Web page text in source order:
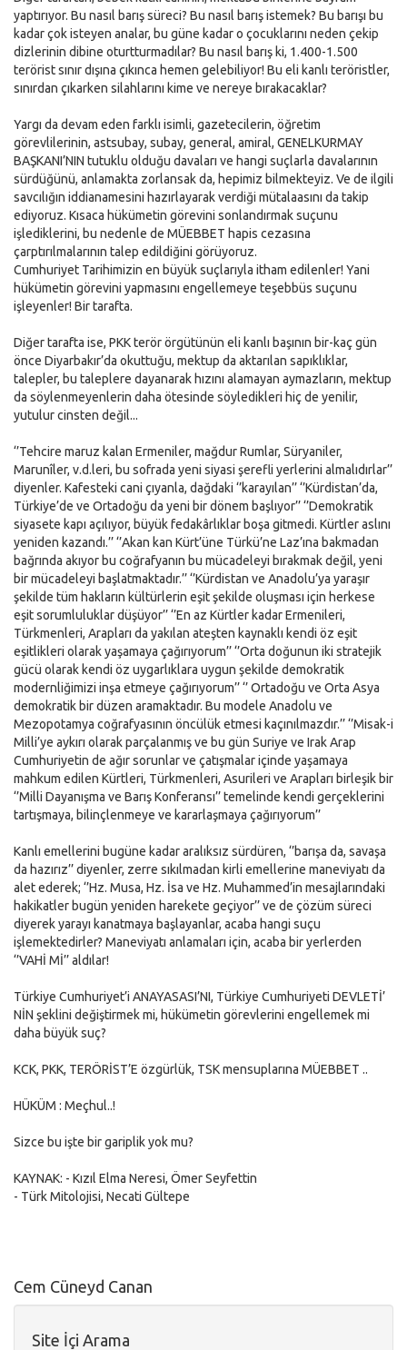
yaptırıyor. Bu nasıl barış süreci? Bu nasıl barış istemek? Bu barışı bu
kadar çok isteyen analar, bu güne kadar o çocuklarını neden çekip
dizlerinin dibine oturtturmadılar? Bu nasıl barış ki, 1.400-1.500
terörist sınır dışına çıkınca hemen gelebiliyor! Bu eli kanlı teröristler,
sınırdan çıkarken silahlarını kime ve nereye bırakacaklar?
Yargı da devam eden farklı isimli, gazetecilerin, öğretim
görevlilerinin, astsubay, subay, general, amiral, GENELKURMAY
BAŞKANI’NIN tutuklu olduğu davaları ve hangi suçlarla davalarının
sürdüğünü, anlamakta zorlansak da, hepimiz bilmekteyiz. Ve de ilgili
savcılığın iddianamesini hazırlayarak verdiği mütalaasını da takip
ediyoruz. Kısaca hükümetin görevini sonlandırmak suçunu
işlediklerini, bu nedenle de MÜEBBET hapis cezasına
çarptırılmalarının talep edildiğini görüyoruz.
Cumhuriyet Tarihimizin en büyük suçlarıyla itham edilenler! Yani
hükümetin görevini yapmasını engellemeye teşebbüs suçunu
işleyenler! Bir tarafta.
Diğer tarafta ise, PKK terör örgütünün eli kanlı başının bir-kaç gün
önce Diyarbakır’da okuttuğu, mektup da aktarılan sapıklıklar,
talepler, bu taleplere dayanarak hızını alamayan aymazların, mektup
da söylenmeyenlerin daha ötesinde söyledikleri hiç de yenilir,
yutulur cinsten değil...
‘’Tehcire maruz kalan Ermeniler, mağdur Rumlar, Süryaniler,
Marunîler, v.d.leri, bu sofrada yeni siyasi şerefli yerlerini almalıdırlar’’
diyenler. Kafesteki cani çıyanla, dağdaki ‘’karayılan’’ ‘’Kürdistan’da,
Türkiye’de ve Ortadoğu da yeni bir dönem başlıyor’’ ‘’Demokratik
siyasete kapı açılıyor, büyük fedakârlıklar boşa gitmedi. Kürtler aslını
yeniden kazandı.’’ ‘’Akan kan Kürt’üne Türkü’ne Laz’ına bakmadan
bağrında akıyor bu coğrafyanın bu mücadeleyi bırakmak değil, yeni
bir mücadeleyi başlatmaktadır.’’ ‘’Kürdistan ve Anadolu’ya yaraşır
şekilde tüm hakların kültürlerin eşit şekilde oluşması için herkese
eşit sorumluluklar düşüyor’’ ‘’En az Kürtler kadar Ermenileri,
Türkmenleri, Arapları da yakılan ateşten kaynaklı kendi öz eşit
eşitlikleri olarak yaşamaya çağırıyorum’’ ‘’Orta doğunun iki stratejik
gücü olarak kendi öz uygarlıklara uygun şekilde demokratik
modernliğimizi inşa etmeye çağırıyorum’’ ‘’ Ortadoğu ve Orta Asya
demokratik bir düzen aramaktadır. Bu modele Anadolu ve
Mezopotamya coğrafyasının öncülük etmesi kaçınılmazdır.’’ ‘’Misak-i
Milli’ye aykırı olarak parçalanmış ve bu gün Suriye ve Irak Arap
Cumhuriyetin de ağır sorunlar ve çatışmalar içinde yaşamaya
mahkum edilen Kürtleri, Türkmenleri, Asurileri ve Arapları birleşik bir
‘’Milli Dayanışma ve Barış Konferansı’’ temelinde kendi gerçeklerini
tartışmaya, bilinçlenmeye ve kararlaşmaya çağırıyorum’’
Kanlı emellerini bugüne kadar aralıksız sürdüren, ‘’barışa da, savaşa
da hazırız’’ diyenler, zerre sıkılmadan kirli emellerine maneviyatı da
alet ederek; ‘’Hz. Musa, Hz. İsa ve Hz. Muhammed’in mesajlarındaki
hakikatler bugün yeniden harekete geçiyor’’ ve de çözüm süreci
diyerek yarayı kanatmaya başlayanlar, acaba hangi suçu
işlemektedirler? Maneviyatı anlamaları için, acaba bir yerlerden
‘’VAHİ Mİ’’ aldılar!
Türkiye Cumhuriyet’i ANAYASASI’NI, Türkiye Cumhuriyeti DEVLETİ’
NİN şeklini değiştirmek mi, hükümetin görevlerini engellemek mi
daha büyük suç?
KCK, PKK, TERÖRİST’E özgürlük, TSK mensuplarına MÜEBBET ..
HÜKÜM : Meçhul..!
Sizce bu işte bir gariplik yok mu?
KAYNAK: - Kızıl Elma Neresi, Ömer Seyfettin
- Türk Mitolojisi, Necati Gültepe
Cem Cüneyd Canan
Site İçi Arama